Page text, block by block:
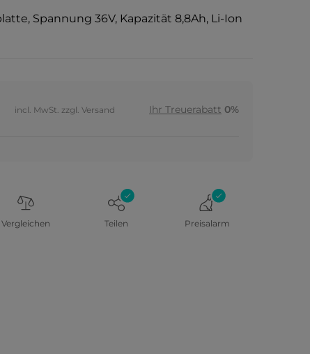
Spannung 36V, Kapazität 8,8Ah, Li-Ion
incl. MwSt. zzgl. Versand Ihr Treuerabatt 0%
Vergleichen Teilen Preisalarm